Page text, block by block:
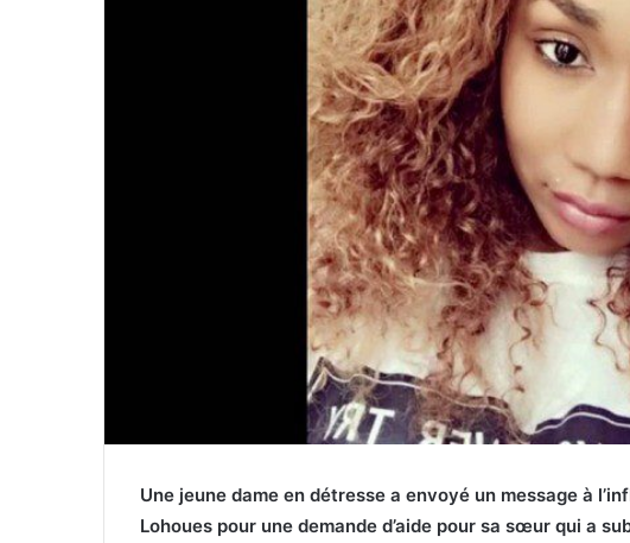
Une jeune dame en détresse a envoyé un message à
Lohoues pour une demande d’aide pour sa sœur qui a